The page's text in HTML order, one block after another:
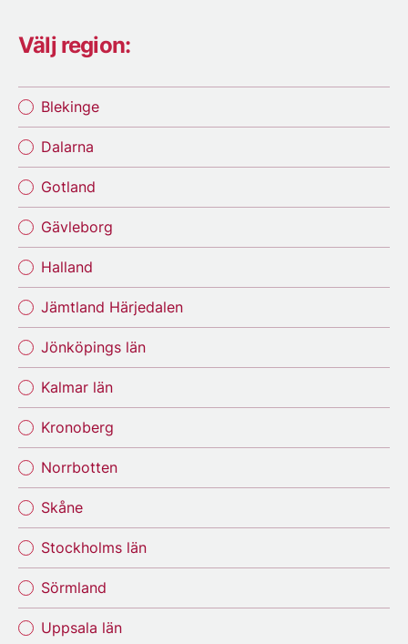
Välj region:
Blekinge
Dalarna
Gotland
Gävleborg
Halland
Jämtland Härjedalen
Jönköpings län
Kalmar län
Kronoberg
Norrbotten
Skåne
Stockholms län
Sörmland
Uppsala län